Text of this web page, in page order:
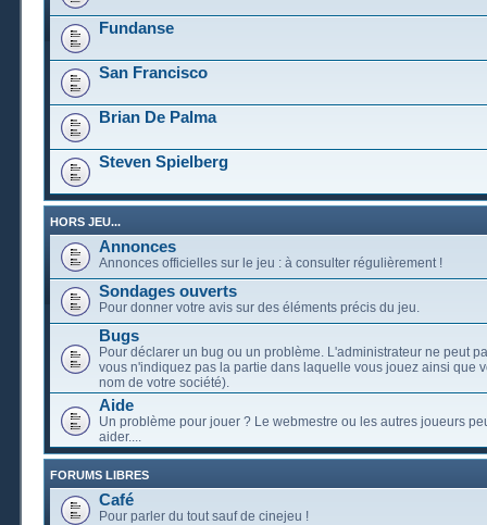
Fundanse
San Francisco
Brian De Palma
Steven Spielberg
HORS JEU...
Annonces
Annonces officielles sur le jeu : à consulter régulièrement !
Sondages ouverts
Pour donner votre avis sur des éléments précis du jeu.
Bugs
Pour déclarer un bug ou un problème. L'administrateur ne peut
vous n'indiquez pas la partie dans laquelle vous jouez ainsi que
nom de votre société).
Aide
Un problème pour jouer ? Le webmestre ou les autres joueurs
aider....
FORUMS LIBRES
Café
Pour parler du tout sauf de cinejeu !